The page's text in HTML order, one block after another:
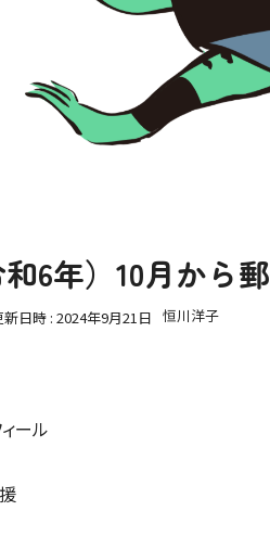
和6年）10月から
日時 : 2024年9月21日 恒川洋子
ール